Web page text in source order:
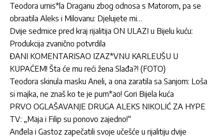
Teodora urnis*la Draganu zbog odnosa s Matorom, pa se
obraatila Aleks i Milovanu: Djelujete mi…
Dvije sedmice pred kraj rijalitija ON ULAZI u Bijelu kuću:
Produkcija zvanično potvrdila
ĐANI KOMENTARISAO IZAZ*VNU KARLEUŠU U
KUPAĆEM! Šta će mu reći žena Slađa?! (FOTO)
Teodora skinula masku Aneli, a ona zaratila sa Sanjom: Loša
si majka, ne znaš ko te je pum*ao! Gori Bijela kuća
PRVO OGLAŠAVANJE DRUGA ALEKS NIKOLIĆ ZA HYPE
TV: „Maja i Filip su ponovo zajedno!“
Anđela i Gastoz zapečatili svoje učešće u rijalitiju dvije